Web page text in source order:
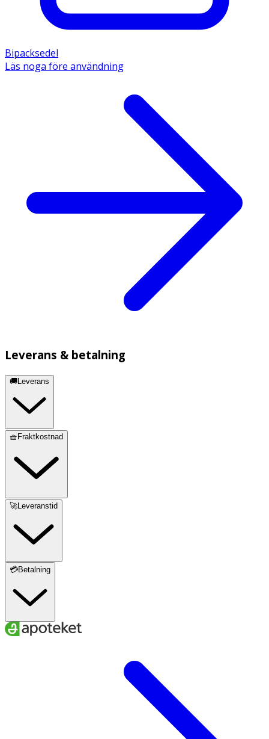
Bipacksedel
Läs noga före användning
Leverans & betalning
🚚Leverans
🧺Fraktkostnad
🚀Leveranstid
💳Betalning